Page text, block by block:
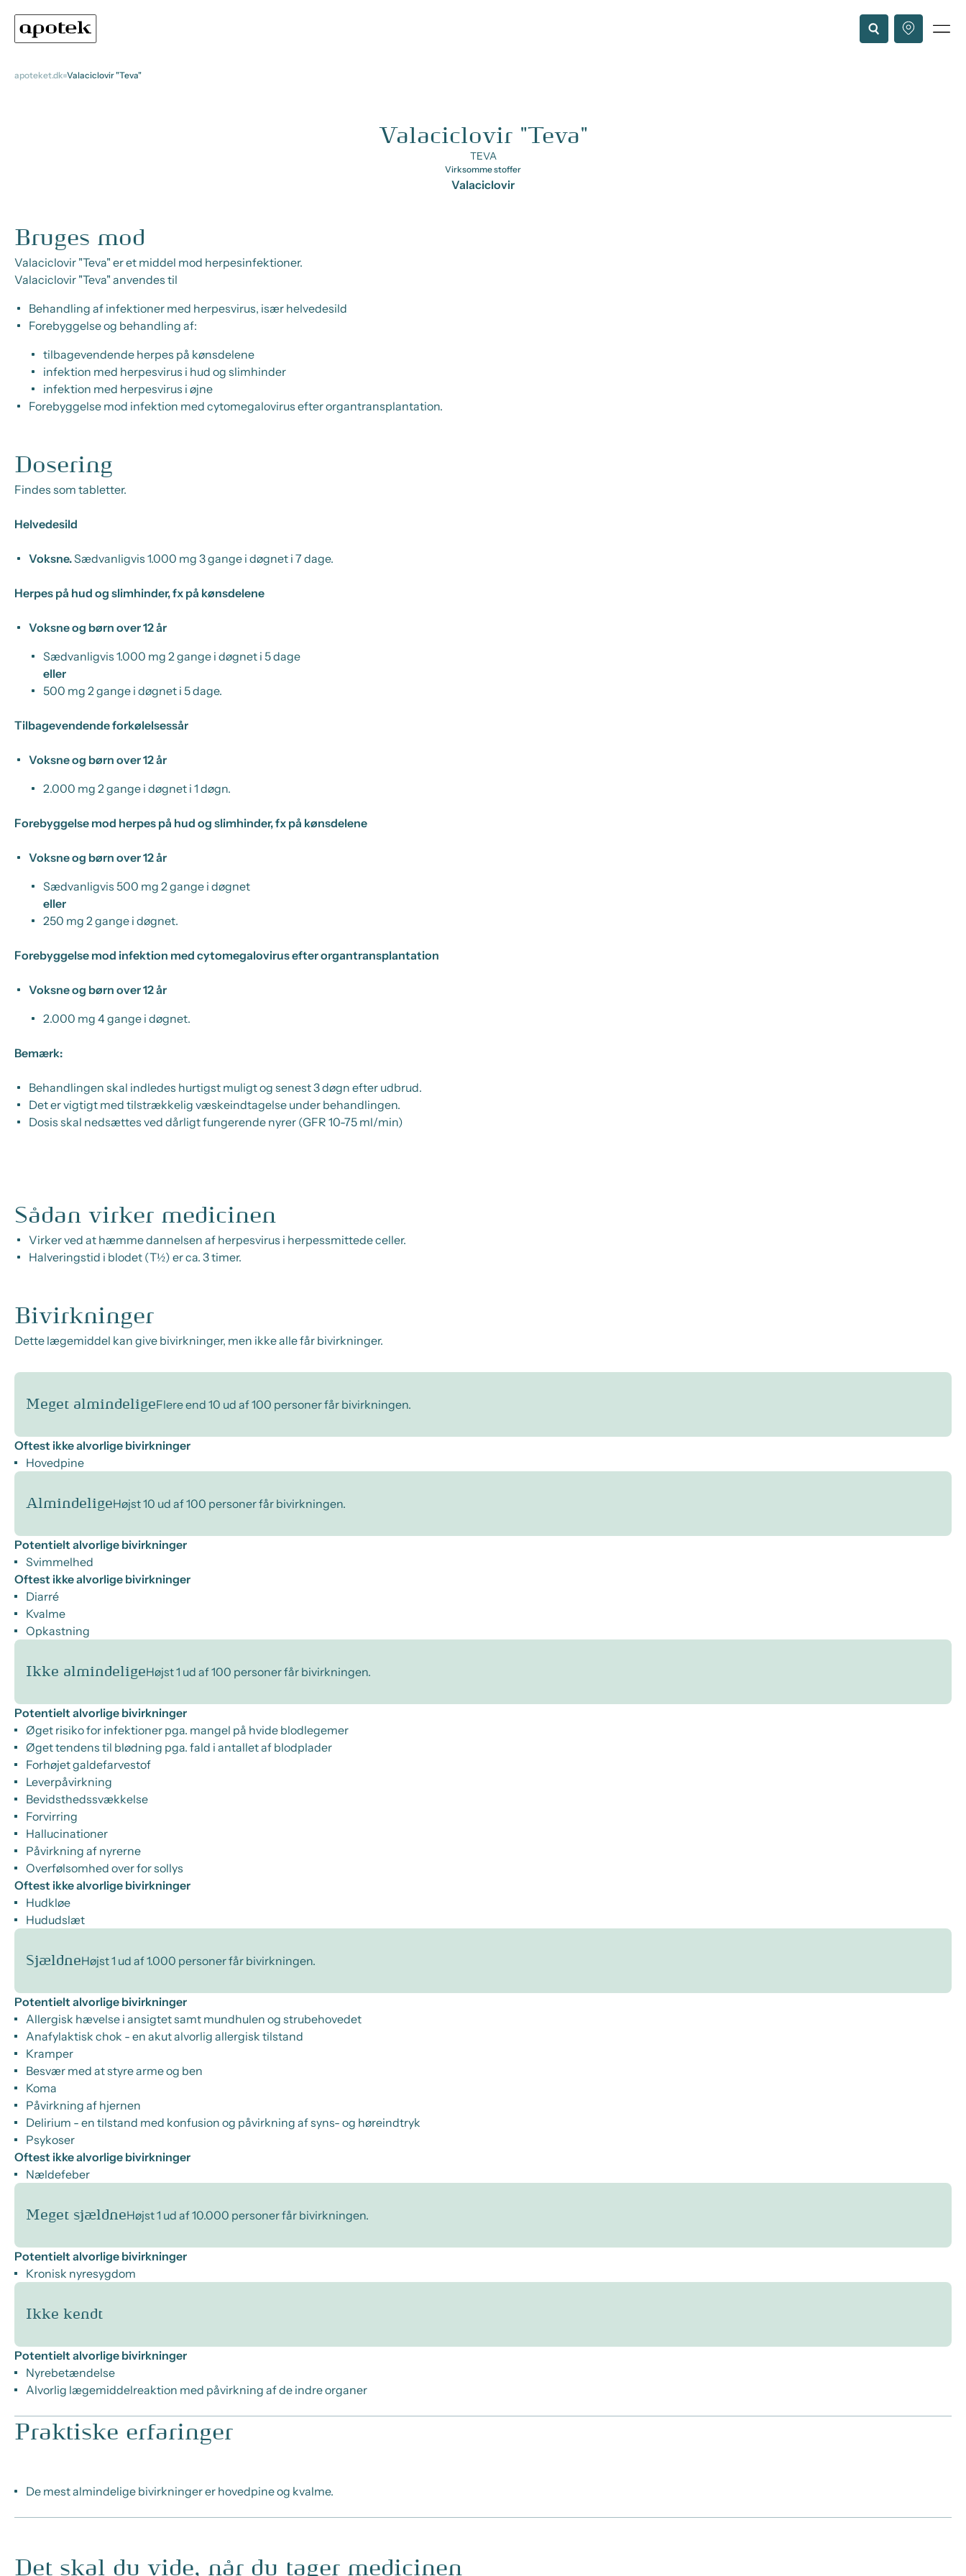
apoteket.dk Valaciclovir "Teva"
Valaciclovir "Teva"
TEVA
Virksomme stoffer
Valaciclovir
Bruges mod
Valaciclovir "Teva" er et middel mod herpesinfektioner.
Valaciclovir "Teva" anvendes til
Behandling af infektioner med herpesvirus, især helvedesild
Forebyggelse og behandling af:
tilbagevendende herpes på kønsdelene
infektion med herpesvirus i hud og slimhinder
infektion med herpesvirus i øjne
Forebyggelse mod infektion med cytomegalovirus efter organtransplantation.
Dosering
Findes som tabletter.
Helvedesild
Voksne.Sædvanligvis 1.000 mg 3 gange i døgnet i 7 dage.
Herpes på hud og slimhinder, fx på kønsdelene
Voksne og børn over 12 år
Sædvanligvis 1.000 mg 2 gange i døgnet i 5 dage
eller
500 mg 2 gange i døgnet i 5 dage.
Tilbagevendende forkølelsessår
Voksne og børn over 12 år
2.000 mg 2 gange i døgnet i 1 døgn.
Forebyggelse mod herpes på hud og slimhinder, fx på kønsdelene
Voksne og børn over 12 år
Sædvanligvis 500 mg 2 gange i døgnet
eller
250 mg 2 gange i døgnet.
Forebyggelse mod infektion med cytomegalovirus efter organtransplantation
Voksne og børn over 12 år
2.000 mg 4 gange i døgnet.
Bemærk:
Behandlingen skal indledes hurtigst muligt og senest 3 døgn efter udbrud.
Det er vigtigt med tilstrækkelig væskeindtagelse under behandlingen.
Dosis skal nedsættes ved dårligt fungerende nyrer (GFR 10-75 ml/min)
Sådan virker medicinen
Virker ved at hæmme dannelsen af herpesvirus i herpessmittede celler.
Halveringstid i blodet (T½) er ca. 3 timer.
Bivirkninger
Dette lægemiddel kan give bivirkninger, men ikke alle får bivirkninger.
Meget almindeligeFlere end 10 ud af 100 personer får bivirkningen.
Oftest ikke alvorlige bivirkninger
Hovedpine
AlmindeligeHøjst 10 ud af 100 personer får bivirkningen.
Potentielt alvorlige bivirkninger
Svimmelhed
Oftest ikke alvorlige bivirkninger
Diarré
Kvalme
Opkastning
Ikke almindeligeHøjst 1 ud af 100 personer får bivirkningen.
Potentielt alvorlige bivirkninger
Øget risiko for infektioner pga. mangel på hvide blodlegemer
Øget tendens til blødning pga. fald i antallet af blodplader
Forhøjet galdefarvestof
Leverpåvirkning
Bevidsthedssvækkelse
Forvirring
Hallucinationer
Påvirkning af nyrerne
Overfølsomhed over for sollys
Oftest ikke alvorlige bivirkninger
Hudkløe
Hududslæt
SjældneHøjst 1 ud af 1.000 personer får bivirkningen.
Potentielt alvorlige bivirkninger
Allergisk hævelse i ansigtet samt mundhulen og strubehovedet
Anafylaktisk chok - en akut alvorlig allergisk tilstand
Kramper
Besvær med at styre arme og ben
Koma
Påvirkning af hjernen
Delirium - en tilstand med konfusion og påvirkning af syns- og høreindtryk
Psykoser
Oftest ikke alvorlige bivirkninger
Nældefeber
Meget sjældneHøjst 1 ud af 10.000 personer får bivirkningen.
Potentielt alvorlige bivirkninger
Kronisk nyresygdom
Ikke kendt
Potentielt alvorlige bivirkninger
Nyrebetændelse
Alvorlig lægemiddelreaktion med påvirkning af de indre organer
Praktiske erfaringer
De mest almindelige bivirkninger er hovedpine og kvalme.
Det skal du vide, når du tager medicinen